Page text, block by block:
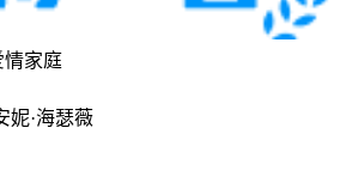
情家庭
妮·海瑟薇